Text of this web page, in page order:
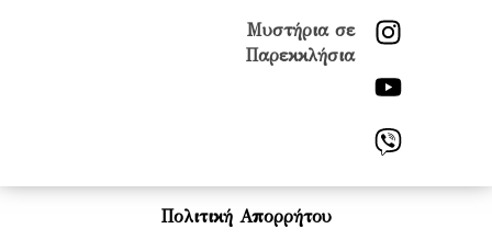
Μυστήρια σε
Παρεκκλήσια
Πολιτική Απορρήτου